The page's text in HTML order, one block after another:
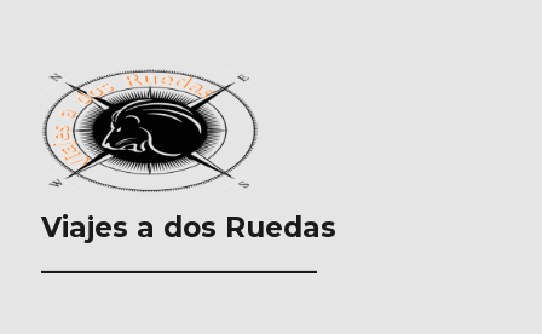
Viajes a dos Ruedas
___________________